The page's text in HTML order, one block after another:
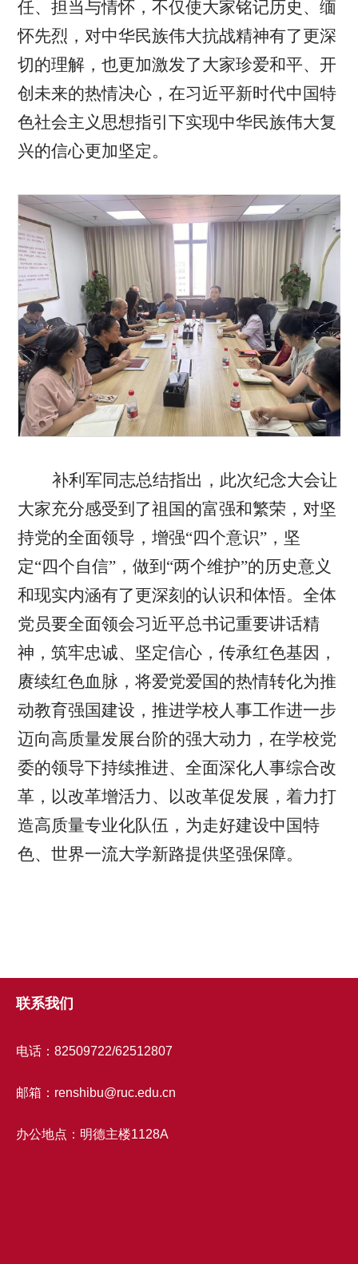
任、担当与情怀，不仅使大家铭记历史、缅
怀先烈，对中华民族伟大抗战精神有了更深
切的理解，也更加激发了大家珍爱和平、开
创未来的热情决心，在习近平新时代中国特
色社会主义思想指引下实现中华民族伟大复
兴的信心更加坚定。
补利军同志总结指出，此次纪念大会让
大家充分感受到了祖国的富强和繁荣，对坚
持党的全面领导，增强“四个意识”，坚
定“四个自信”，做到“两个维护”的历史意义
和现实内涵有了更深刻的认识和体悟。全体
党员要全面领会习近平总书记重要讲话精
神，筑牢忠诚、坚定信心，传承红色基因，
赓续红色血脉，将爱党爱国的热情转化为推
动教育强国建设，推进学校人事工作进一步
迈向高质量发展台阶的强大动力，在学校党
委的领导下持续推进、全面深化人事综合改
革，以改革增活力、以改革促发展，着力打
造高质量专业化队伍，为走好建设中国特
色、世界一流大学新路提供坚强保障。
联系我们
电话：82509722/62512807
邮箱：renshibu@ruc.edu.cn
办公地点：明德主楼1128A